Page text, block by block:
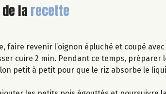
de la recette
faire revenir l’oignon épluché et coupé
cuire 2 min. Pendant ce temps,
petit à petit pour que le riz absorbe le